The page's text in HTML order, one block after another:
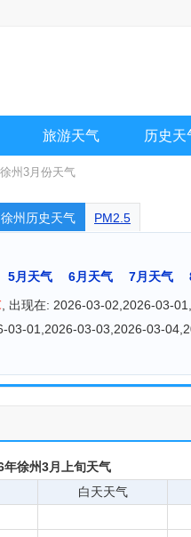
旅游天气 历史天
州3月份天气
徐州历史天气 PM2.5
5月天气 6月天气 7月天气
, 出现在: 2026-03-02,2026-03-
03-01,2026-03-03,2026-03-
年徐州3月上旬天气
白天天气